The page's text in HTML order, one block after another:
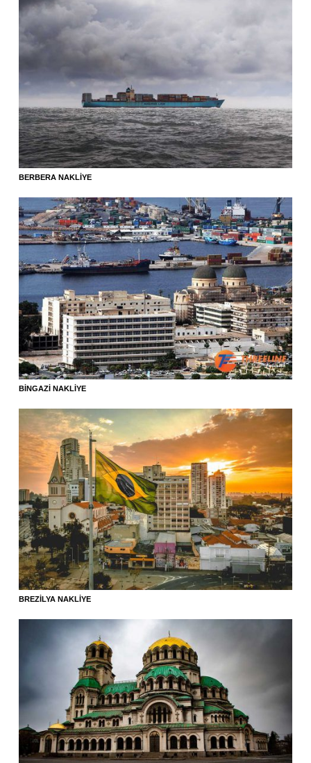
BERBERA NAKLIYE
BINGAZI NAKLIYE
BREZILYA NAKLIYE